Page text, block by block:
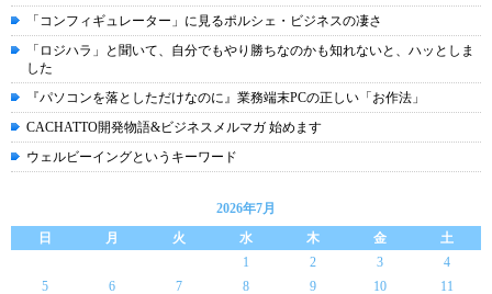
「コンフィギュレーター」に見るポルシェ・ビジネスの凄さ
「ロジハラ」と聞いて、自分でもやり勝ちなのかも知れないと、ハッとしま
した
『パソコンを落としただけなのに』業務端末PCの正しい「お作法」
CACHATTO開発物語&ビジネスメルマガ 始めます
ウェルビーイングというキーワード
2026年7月
日
月 火 水 木 金
土
1
2 3
4
5
6 7 8 9 10
11